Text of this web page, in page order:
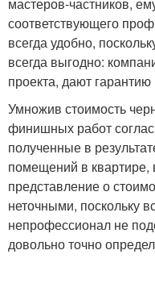
соответствующего
всегда удобно,
всегда выгодно:
проекта, дают
Умножив стоимость
финишных работ
полученные в
помещений в квартире,
представление о
неточными, поскольку
непрофессионал не
довольно точно